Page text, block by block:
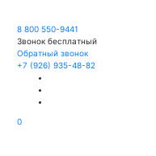
8 800 550-9441
Звонок бесплатный
Обратный звонок
+7 (926) 935-48-82
0